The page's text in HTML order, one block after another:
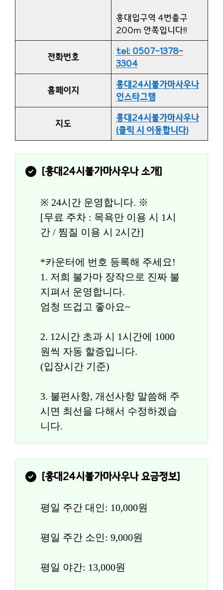
홍대입구역 4번출구
200m 안쪽입니다!!
전화번호
tel: 0507-1378-
3304
홈페이지
홍대24시불가마사우나
인스타그램
지도
홍대24시불가마사우나
(클릭 시 이동합니다)
[홍대24시불가마사우나 소개]
※ 24시간 운영합니다. ※
[무료 주차 : 목욕만 이용 시 1시
간 / 찜질 이용 시 2시간]
*카운터에 번호 등록해 주세요!
1. 저희 불가마 장작으로 진짜 불
지펴서 운영합니다.
엄청 뜨겁고 좋아요~
2. 12시간 초과 시 1시간에 1000
원씩 자동 할증입니다.
(입장시간 기준)
3. 불편사항, 개선사항 말씀해 주
시면 최선을 다해서 수정하겠습
니다.
[홍대24시불가마사우나 요금정보]
평일 주간 대인: 10,000원
평일 주간 소인: 9,000원
평일 야간: 13,000원